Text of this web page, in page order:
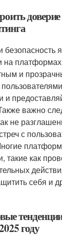
доверие
и
важно
не
с
такие как
себя и
году